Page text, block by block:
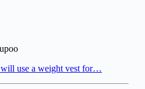
will use a weight vest for…